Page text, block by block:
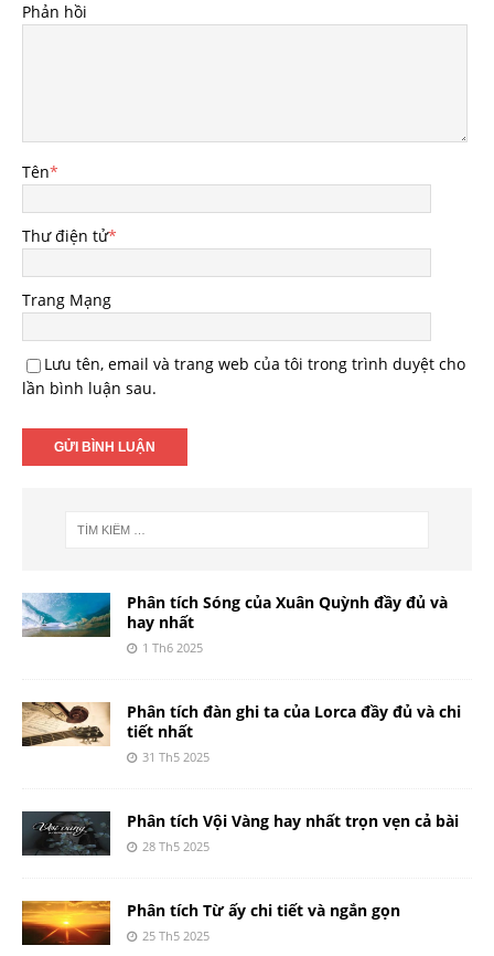
Phản hồi
Tên*
Thư điện tử*
Trang Mạng
Lưu tên, email và trang web của tôi trong trình duyệt cho
lần bình luận sau.
Phân tích Sóng của Xuân Quỳnh đầy đủ và
hay nhất
1 Th6 2025
Phân tích đàn ghi ta của Lorca đầy đủ và chi
tiết nhất
31 Th5 2025
Phân tích Vội Vàng hay nhất trọn vẹn cả bài
28 Th5 2025
Phân tích Từ ấy chi tiết và ngắn gọn
25 Th5 2025